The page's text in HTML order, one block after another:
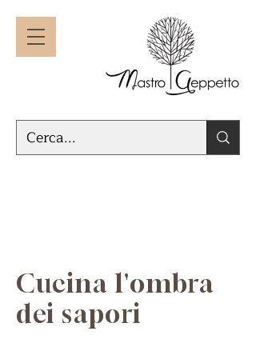
Cucina l'ombra
dei sapori